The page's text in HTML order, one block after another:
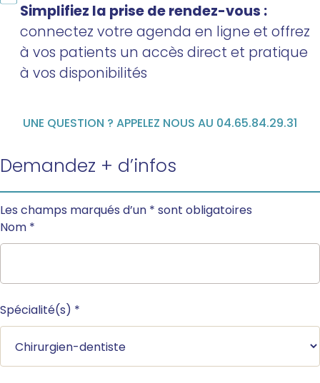
Simplifiez la prise de rendez-vous :
connectez votre agenda en ligne et offrez
à vos patients un accès direct et pratique
à vos disponibilités
UNE QUESTION ? APPELEZ NOUS AU 04.65.84.29.31
Demandez + d’infos
Les champs marqués d’un * sont obligatoires
Nom *
Spécialité(s) *